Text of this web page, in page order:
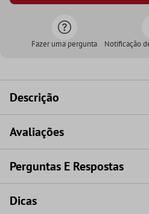
Fazer uma pergunta Notificação
Descrição
Avaliações
Perguntas E Respostas
Dicas